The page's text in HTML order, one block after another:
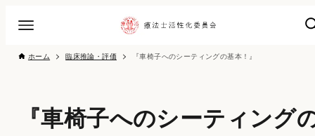
ホーム 臨床推論・評価 『車椅子へのシーティングの基本！』
『車椅子へのシーティング